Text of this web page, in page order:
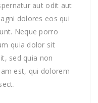
aut odit aut
dolores eos qui
Neque porro
quia dolor sit
sed quia non
est, qui dolorem